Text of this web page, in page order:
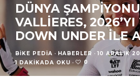
DÜNYA ŞAMPIYONU
VALLIERES, 2026’YI
DOWN UNDER ILE
BIKE PEDIA · HABERLER · 10 ARALIK
1 DAKIKADA OKU · 0